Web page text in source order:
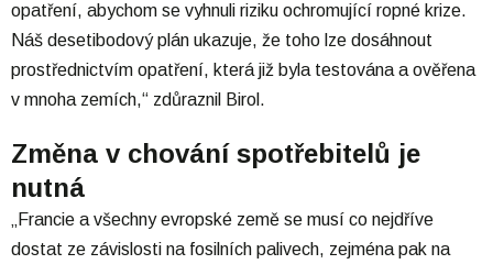
opatření, abychom se vyhnuli riziku ochromující ropné krize.
Náš desetibodový plán ukazuje, že toho lze dosáhnout
prostřednictvím opatření, která již byla testována a ověřena
v mnoha zemích,“ zdůraznil Birol.
Změna v chování spotřebitelů je
nutná
„Francie a všechny evropské země se musí co nejdříve
dostat ze závislosti na fosilních palivech, zejména pak na